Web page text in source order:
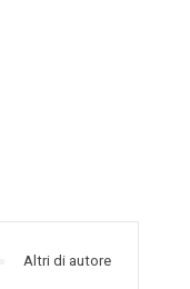
Altri di autore